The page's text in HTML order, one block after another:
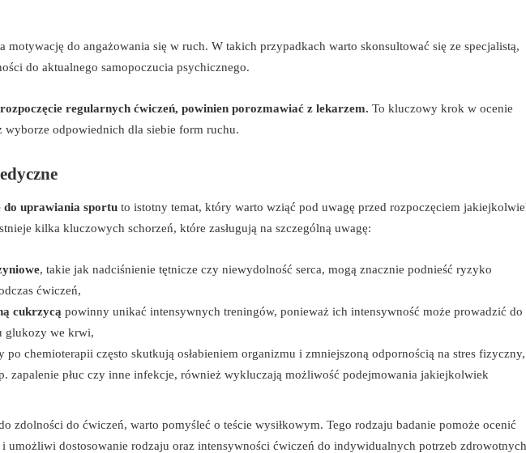
motywację do angażowania się w ruch. W takich przypadkach warto skonsultować się ze specjalistą,
do aktualnego samopoczucia psychicznego.
regularnych ćwiczeń, powinien porozmawiać z lekarzem. To kluczowy krok w ocenie
wyborze odpowiednich dla siebie form ruchu.
do uprawiania sportu to istotny temat, który warto wziąć pod uwagę przed rozpoczęciem
kilka kluczowych schorzeń, które zasługują na szczególną uwagę:
, takie jak nadciśnienie tętnicze czy niewydolność serca, mogą znacznie podnieść ryzyko
ćwiczeń,
cukrzycą powinny unikać intensywnych treningów, ponieważ ich intensywność może prowadzić do
glukozy we krwi,
po chemioterapii często skutkują osłabieniem organizmu i zmniejszoną odpornością na stres fizyczny,
zapalenie płuc czy inne infekcje, również wykluczają możliwość podejmowania jakiejkolwiek
zdolności do ćwiczeń, warto pomyśleć o teście wysiłkowym. Tego rodzaju badanie pomoże ocenić
i umożliwi dostosowanie rodzaju oraz intensywności ćwiczeń do indywidualnych potrzeb